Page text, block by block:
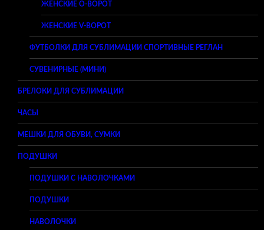
ЖЕНСКИЕ O-ВОРОТ
ЖЕНСКИЕ V-ВОРОТ
ФУТБОЛКИ ДЛЯ СУБЛИМАЦИИ СПОРТИВНЫЕ РЕГЛАН
СУВЕНИРНЫЕ (МИНИ)
БРЕЛОКИ ДЛЯ СУБЛИМАЦИИ
ЧАСЫ
МЕШКИ ДЛЯ ОБУВИ, СУМКИ
ПОДУШКИ
ПОДУШКИ С НАВОЛОЧКАМИ
ПОДУШКИ
НАВОЛОЧКИ